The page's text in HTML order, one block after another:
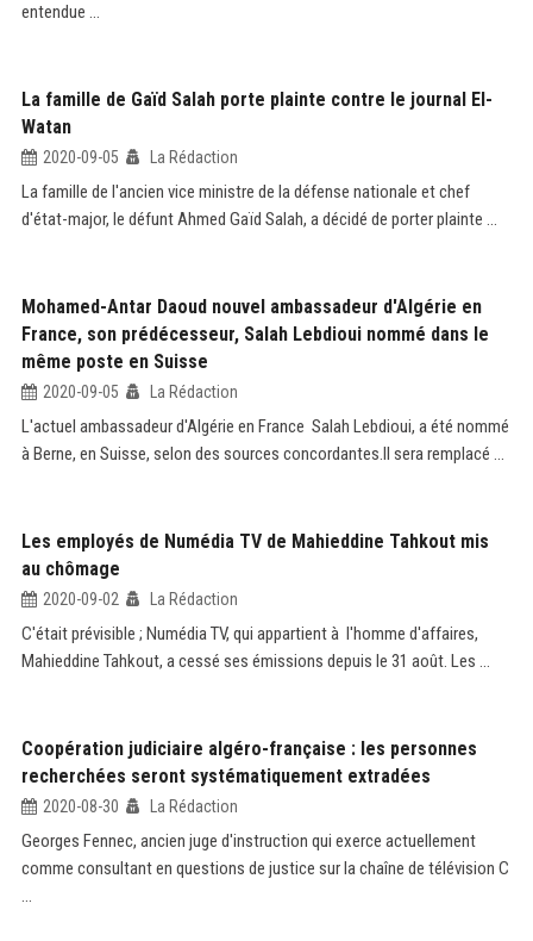
entendue ...
La famille de Gaïd Salah porte plainte contre le journal El-
Watan
2020-09-05 La Rédaction
La famille de l'ancien vice ministre de la défense nationale et chef
d'état-major, le défunt Ahmed Gaïd Salah, a décidé de porter plainte ...
Mohamed-Antar Daoud nouvel ambassadeur d'Algérie en
France, son prédécesseur, Salah Lebdioui nommé dans le
même poste en Suisse
2020-09-05 La Rédaction
L'actuel ambassadeur d'Algérie en France Salah Lebdioui, a été nommé
à Berne, en Suisse, selon des sources concordantes.Il sera remplacé ...
Les employés de Numédia TV de Mahieddine Tahkout mis
au chômage
2020-09-02 La Rédaction
C'était prévisible ; Numédia TV, qui appartient à l'homme d'affaires,
Mahieddine Tahkout, a cessé ses émissions depuis le 31 août. Les ...
Coopération judiciaire algéro-française : les personnes
recherchées seront systématiquement extradées
2020-08-30 La Rédaction
Georges Fennec, ancien juge d'instruction qui exerce actuellement
comme consultant en questions de justice sur la chaîne de télévision C
...